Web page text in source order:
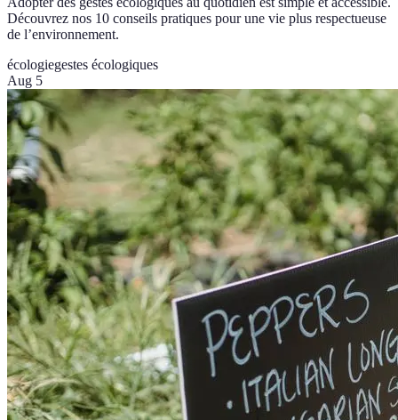
Découvrez nos 10 conseils pratiques pour une vie plus respectueuse
de l’environnement.
écologiegestes écologiques
Aug 5